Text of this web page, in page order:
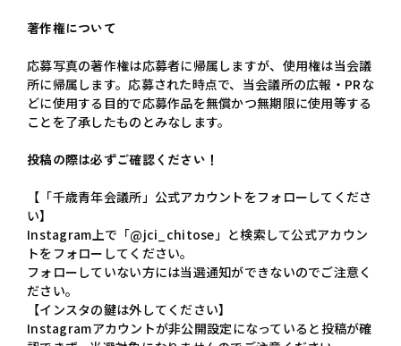
著作権について
応募写真の著作権は応募者に帰属しますが、使用権は当会議
所に帰属します。応募された時点で、当会議所の広報・PRな
どに使用する目的で応募作品を無償かつ無期限に使用等する
ことを了承したものとみなします。
投稿の際は必ずご確認ください！
【「千歳青年会議所」公式アカウントをフォローしてくださ
い】
Instagram上で「@jci_chitose」と検索して公式アカウン
トをフォローしてください。
フォローしていない方には当選通知ができないのでご注意く
ださい。
【インスタの鍵は外してください】
Instagramアカウントが非公開設定になっていると投稿が確